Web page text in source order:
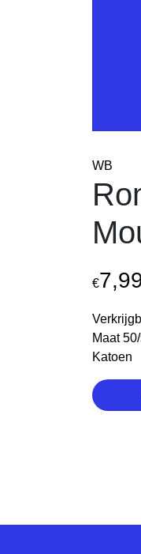
WB
€
Maat
Katoen